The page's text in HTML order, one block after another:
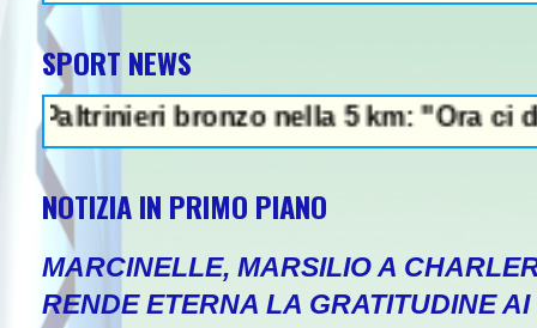
SPORT NEWS
bronzo nella 5 km: "Ora ci
NOTIZIA IN PRIMO PIANO
MARCINELLE, MARSILIO A
RENDE ETERNA LA GRATITUDINE